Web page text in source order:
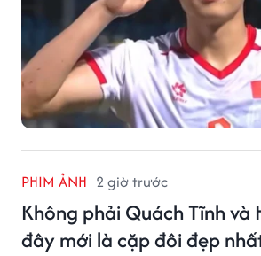
PHIM ẢNH 2 giờ trước
Không phải Quách Tĩnh và
đây mới là cặp đôi đẹp